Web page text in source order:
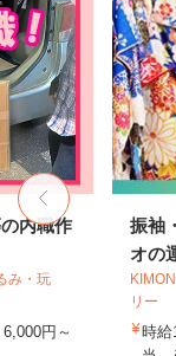
内職作
み・玩
円～
振袖
オの
リー
時給